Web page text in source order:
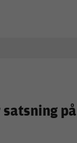
satsning på